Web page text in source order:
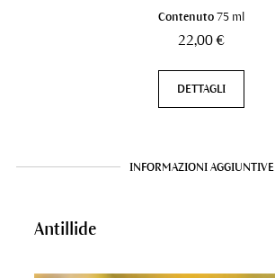
Contenuto 75 ml
22,00 €
DETTAGLI
INFORMAZIONI AGGIUNTIVE
Antillide